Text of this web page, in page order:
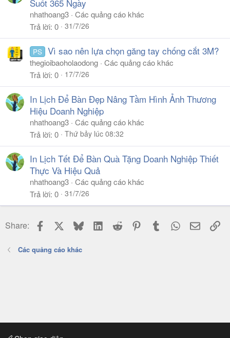
Suốt 365 Ngày
nhathoang3 Các quảng cáo khác
Trả lời 0 31/7/26
PS Vì sao nên lựa chọn găng tay chống cắt 3M?
thegioibaoholaodong Các quảng cáo khác
Trả lời 0 17/7/26
In Lịch Để Bàn Đẹp Nâng Tầm Hình Ảnh Thương
Hiệu Doanh Nghiệp
nhathoang3 Các quảng cáo khác
Trả lời 0 Thứ bảy lúc 08:32
In Lịch Tết Để Bàn Quà Tặng Doanh Nghiệp Thiết
Thực Và Hiệu Quả
nhathoang3 Các quảng cáo khác
Trả lời 0 31/7/26
Share: Facebook BlueskyLinkedIn
Reddit PinterestTumblr WhatsApp
Email
Các quảng cáo khác